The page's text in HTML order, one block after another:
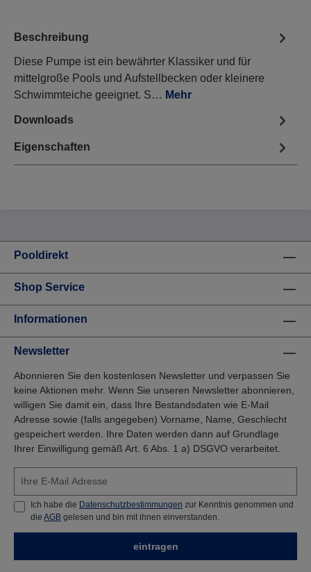
Beschreibung
Diese Pumpe ist ein bewährter Klassiker und für
mittelgroße Pools und Aufstellbecken oder kleinere
Schwimmteiche geeignet. S… Mehr
Downloads
Eigenschaften
Pooldirekt
Shop Service
Informationen
Newsletter
Abonnieren Sie den kostenlosen Newsletter und verpassen Sie
keine Aktionen mehr. Wenn Sie unseren Newsletter abonnieren,
willigen Sie damit ein, dass Ihre Bestandsdaten wie E-Mail
Adresse sowie (falls angegeben) Vorname, Name, Geschlecht
gespeichert werden. Ihre Daten werden dann auf Grundlage
Ihrer Einwilligung gemäß Art. 6 Abs. 1 a) DSGVO verarbeitet.
Ich habe die Datenschutzbestimmungen zur Kenntnis genommen und
die AGB gelesen und bin mit ihnen einverstanden.
eintragen